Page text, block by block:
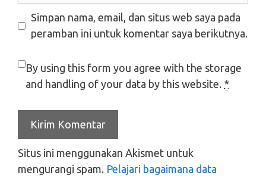
Simpan nama, email, dan situs web saya pada
peramban ini untuk komentar saya berikutnya.
By using this form you agree with the storage
and handling of your data by this website. *
Situs ini menggunakan Akismet untuk
mengurangi spam. Pelajari bagaimana data